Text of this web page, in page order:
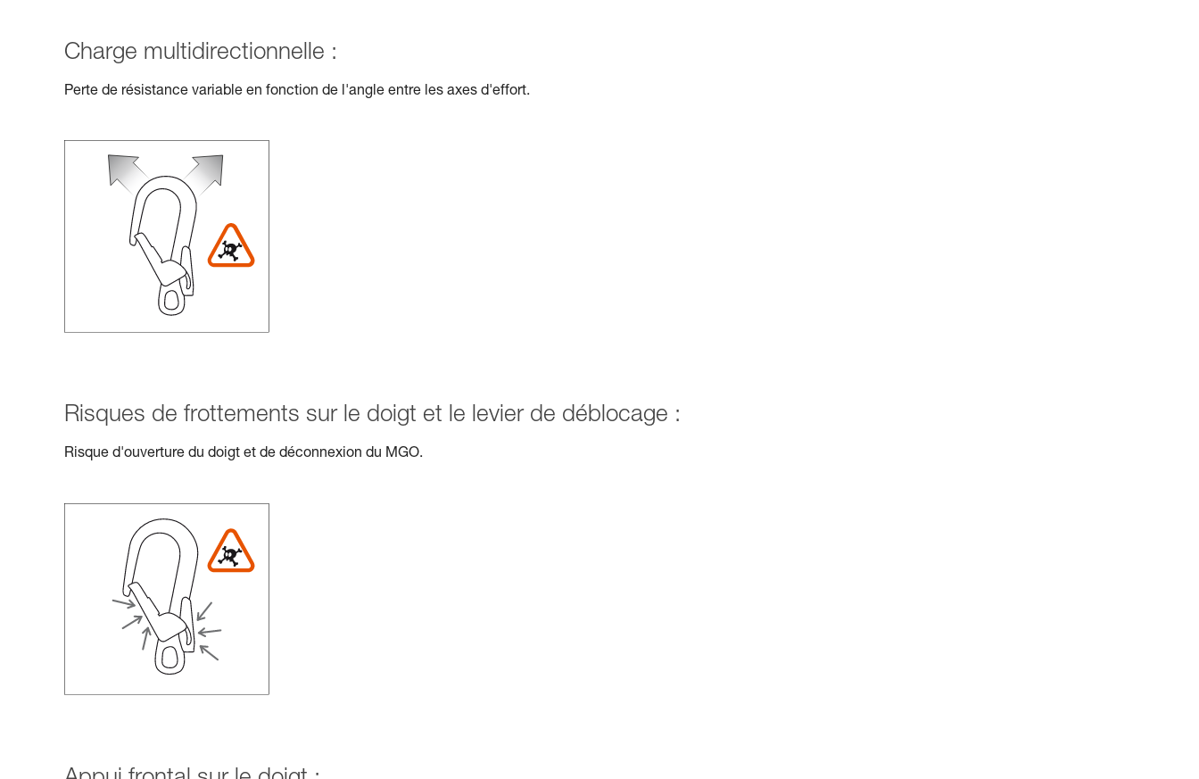
Charge multidirectionnelle :
Perte de résistance variable en fonction de l'angle entre les axes d'effort.
Risques de frottements sur le doigt et le levier de déblocage :
Risque d'ouverture du doigt et de déconnexion du MGO.